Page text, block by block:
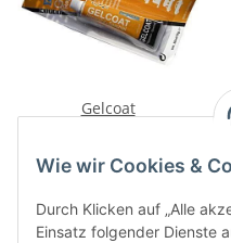
Gelcoat
18,90 €
Wie wir Cookies &
Durch Klicken auf „Alle
Einsatz folgender Dienste